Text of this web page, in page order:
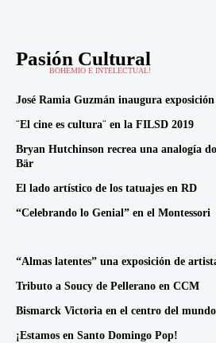
Pasión Cultural
BOHEMIO E INTELECTUAL!
José Ramia Guzmán inaugura
¨El cine es cultura¨ en la FILSD 2019
Bryan Hutchinson recrea una analogía
Bär
El lado artístico de los tatuajes en RD
“Celebrando lo Genial” en el Montessori
“Almas latentes” una exposición de
Tributo a Soucy de Pellerano en CCM
Bismarck Victoria en el centro del mundo
¡Estamos en Santo Domingo Pop!